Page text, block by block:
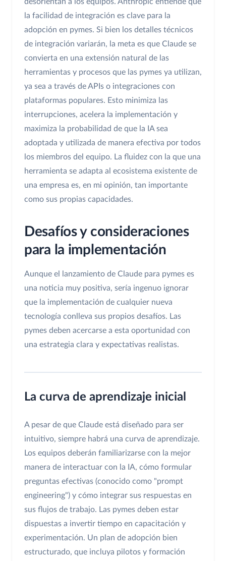
desorientan a los equipos. Anthropic entiende que
la facilidad de integración es clave para la
adopción en pymes. Si bien los detalles técnicos
de integración variarán, la meta es que Claude se
convierta en una extensión natural de las
herramientas y procesos que las pymes ya utilizan,
ya sea a través de APIs o integraciones con
plataformas populares. Esto minimiza las
interrupciones, acelera la implementación y
maximiza la probabilidad de que la IA sea
adoptada y utilizada de manera efectiva por todos
los miembros del equipo. La fluidez con la que una
herramienta se adapta al ecosistema existente de
una empresa es, en mi opinión, tan importante
como sus propias capacidades.
Desafíos y consideraciones
para la implementación
Aunque el lanzamiento de Claude para pymes es
una noticia muy positiva, sería ingenuo ignorar
que la implementación de cualquier nueva
tecnología conlleva sus propios desafíos. Las
pymes deben acercarse a esta oportunidad con
una estrategia clara y expectativas realistas.
La curva de aprendizaje inicial
A pesar de que Claude está diseñado para ser
intuitivo, siempre habrá una curva de aprendizaje.
Los equipos deberán familiarizarse con la mejor
manera de interactuar con la IA, cómo formular
preguntas efectivas (conocido como "prompt
engineering") y cómo integrar sus respuestas en
sus flujos de trabajo. Las pymes deben estar
dispuestas a invertir tiempo en capacitación y
experimentación. Un plan de adopción bien
estructurado, que incluya pilotos y formación